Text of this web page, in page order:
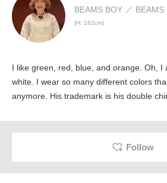
BEAMS BOY BEAMS
(H: 162cm)
I like green, red, blue, and orange. Oh, I
white. I wear so many different colors
anymore. His trademark is his double
Follow